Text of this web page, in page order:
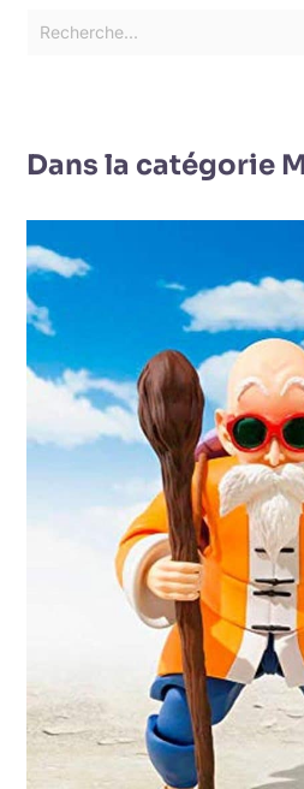
Dans la catégorie